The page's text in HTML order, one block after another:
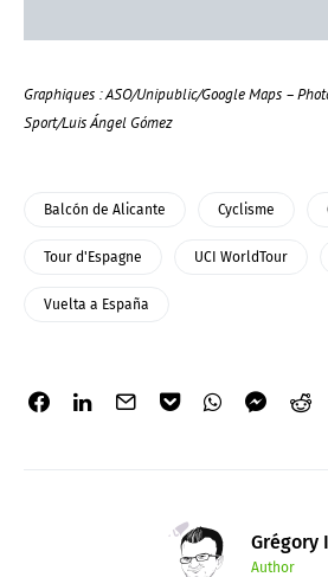
Graphiques : ASO/Unipublic/Google Maps –
Sport/Luis Ángel Gómez
Balcón de Alicante Cyclisme
Tour d'Espagne UCI WorldTour
Vuelta a España
Grégory
Author